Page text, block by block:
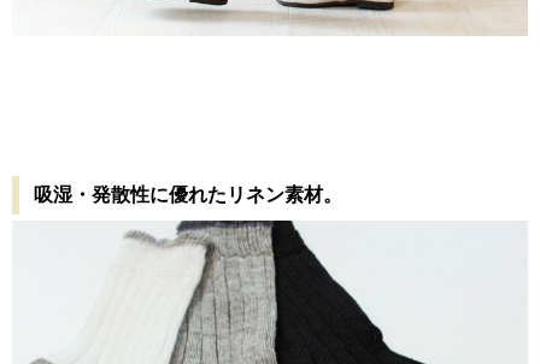
吸湿・発散性に優れたリネン素材。